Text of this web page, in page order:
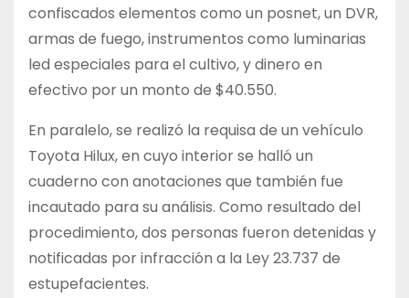
confiscados elementos como un posnet, un DVR,
armas de fuego, instrumentos como luminarias
led especiales para el cultivo, y dinero en
efectivo por un monto de $40.550.
En paralelo, se realizó la requisa de un vehículo
Toyota Hilux, en cuyo interior se halló un
cuaderno con anotaciones que también fue
incautado para su análisis. Como resultado del
procedimiento, dos personas fueron detenidas y
notificadas por infracción a la Ley 23.737 de
estupefacientes.